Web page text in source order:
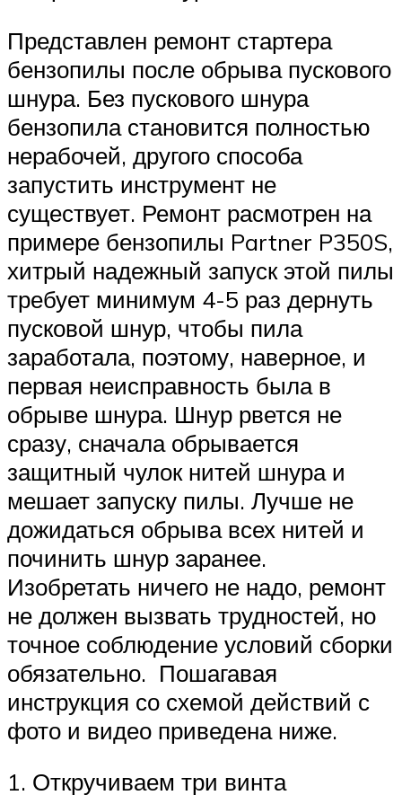
Представлен ремонт стартера
бензопилы после обрыва пускового
шнура. Без пускового шнура
бензопила становится полностью
нерабочей, другого способа
запустить инструмент не
существует. Ремонт расмотрен на
примере бензопилы Partner P350S,
хитрый надежный запуск этой пилы
требует минимум 4-5 раз дернуть
пусковой шнур, чтобы пила
заработала, поэтому, наверное, и
первая неисправность была в
обрыве шнура. Шнур рвется не
сразу, сначала обрывается
защитный чулок нитей шнура и
мешает запуску пилы. Лучше не
дожидаться обрыва всех нитей и
починить шнур заранее.
Изобретать ничего не надо, ремонт
не должен вызвать трудностей, но
точное соблюдение условий сборки
обязательно. Пошагавая
инструкция со схемой действий с
фото и видео приведена ниже.
1. Откручиваем три винта